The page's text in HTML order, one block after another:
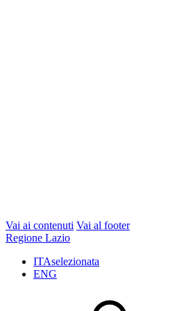
Vai ai contenuti Vai al footer
Regione Lazio
ITAselezionata
ENG